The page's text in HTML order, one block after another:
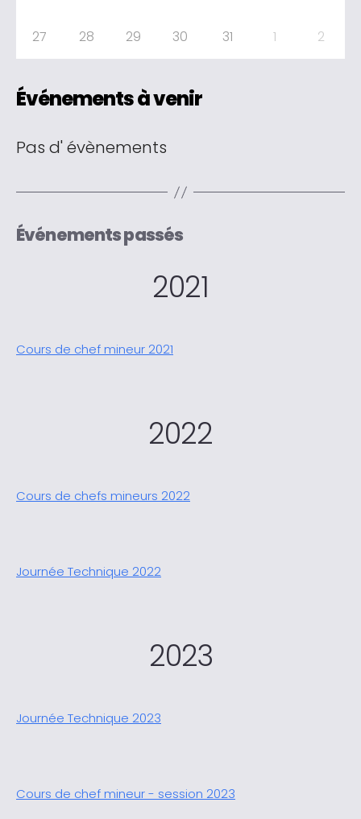
27 28 29 30 31 1 2
Événements à venir
Pas d' évènements
Événements passés
2021
Cours de chef mineur 2021
2022
Cours de chefs mineurs 2022
Journée Technique 2022
2023
Journée Technique 2023
Cours de chef mineur - session 2023